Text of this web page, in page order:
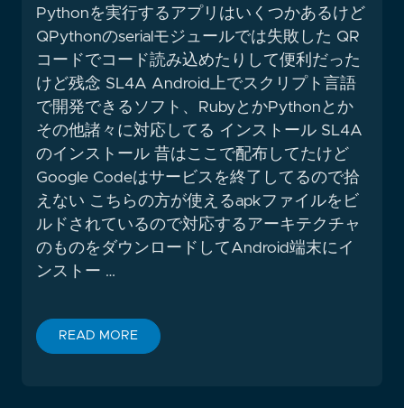
Pythonを実行するアプリはいくつかあるけど
QPythonのserialモジュールでは失敗した QR
コードでコード読み込めたりして便利だった
けど残念 SL4A Android上でスクリプト言語
で開発できるソフト、RubyとかPythonとか
その他諸々に対応してる インストール SL4A
のインストール 昔はここで配布してたけど
Google Codeはサービスを終了してるので拾
えない こちらの方が使えるapkファイルをビ
ルドされているので対応するアーキテクチャ
のものをダウンロードしてAndroid端末にイ
ンストー …
READ MORE